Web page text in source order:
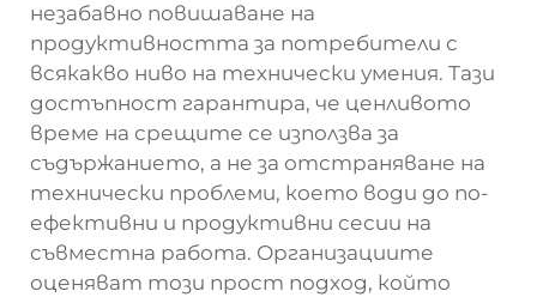
незабавно повишаване на
продуктивността за потребители с
всякакво ниво на технически умения. Тази
достъпност гарантира, че ценливото
време на срещите се използва за
съдържанието, а не за отстраняване на
технически проблеми, което води до по-
ефективни и продуктивни сесии на
съвместна работа. Организациите
оценяват този прост подход, който